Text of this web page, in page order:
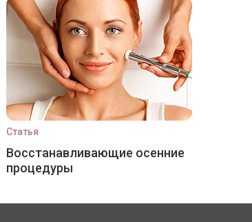
Статья
Восстанавливающие осенние
процедуры